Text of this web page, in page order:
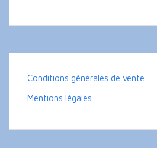
Conditions générales de vente
Mentions légales